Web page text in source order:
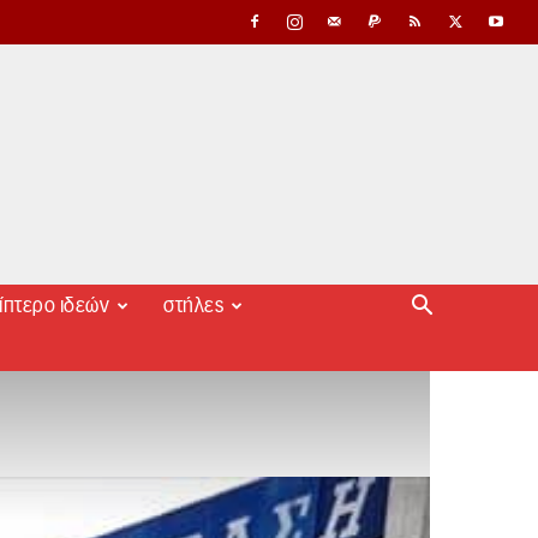
ιδεών στήλες